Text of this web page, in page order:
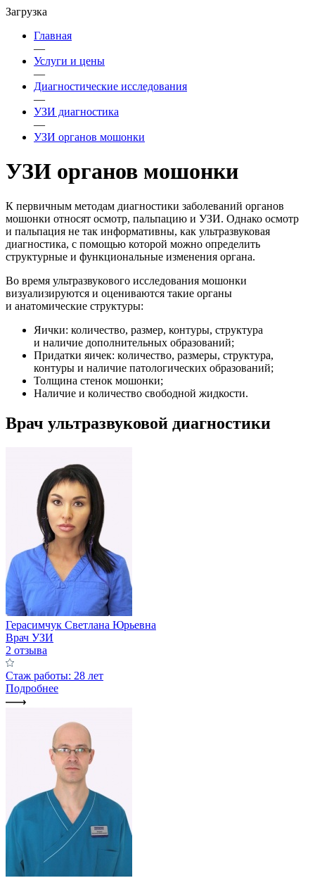
Загрузка
Главная
—
Услуги и цены
—
Диагностические исследования
—
УЗИ диагностика
—
УЗИ органов мошонки
УЗИ органов мошонки
К первичным методам диагностики заболеваний органов
мошонки относят осмотр, пальпацию и УЗИ. Однако осмотр
и пальпация не так информативны, как ультразвуковая
диагностика, с помощью которой можно определить
структурные и функциональные изменения органа.
Во время ультразвукового исследования мошонки
визуализируются и оцениваются такие органы
и анатомические структуры:
Яички: количество, размер, контуры, структура
и наличие дополнительных образований;
Придатки яичек: количество, размеры, структура,
контуры и наличие патологических образований;
Толщина стенок мошонки;
Наличие и количество свободной жидкости.
Врач ультразвуковой диагностики
Герасимчук Светлана Юрьевна
Врач УЗИ
2 отзыва
Стаж работы: 28 лет
Подробнее